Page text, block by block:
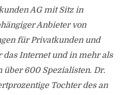
AG mit Sitz in
Anbieter von
für Privatkunden und
das Internet und in mehr als
über 600 Spezialisten. Dr.
Tochter des an